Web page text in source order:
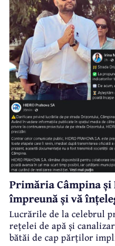
Primăria Câmpina
împreună și vă
Lucrările de la celebrul
rețelei de apă și
bătăi de cap părților